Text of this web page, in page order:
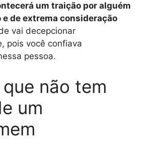
um traição por alguém
de extrema consideração
vai decepcionar
pois você confiava
pessoa.
não tem
um